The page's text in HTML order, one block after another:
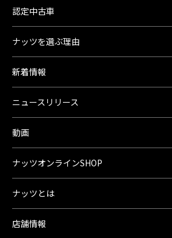
認定中古車
ナッツを選ぶ理由
新着情報
ニュースリリース
動画
ナッツオンラインSHOP
ナッツとは
店舗情報